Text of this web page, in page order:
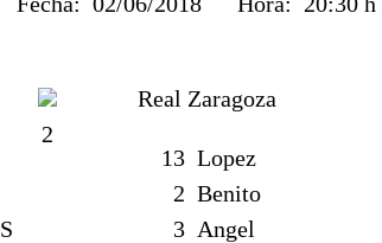
2
Real Zaragoza
13 Lopez
2 Benito
3 Angel